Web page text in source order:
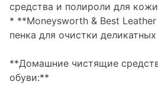
средства и полироли для
* **Moneysworth & Best
пенка для очистки
**Домашние чистящие
обуви:**